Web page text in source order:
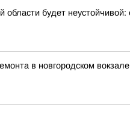
области будет неустойчивой:
в новгородском